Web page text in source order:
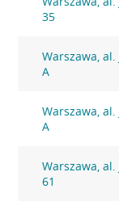
35
Warszawa, al.
A
Warszawa, al.
A
Warszawa, al.
61